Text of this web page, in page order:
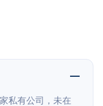
私有公司，未在